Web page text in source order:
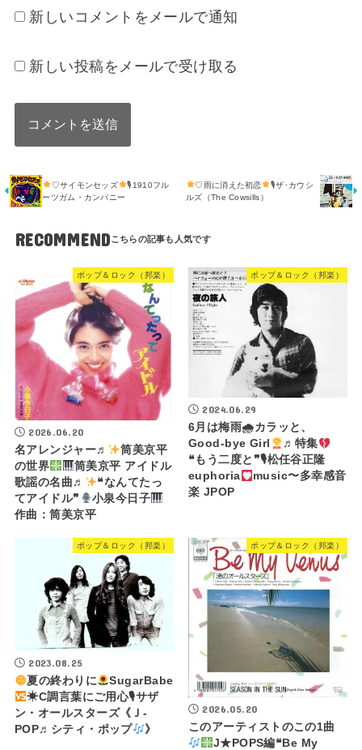
新しいコメントをメールで通知
新しい投稿をメールで受け取る
♡サイモンセッズ
🎙1910フル
ーツガム・カンパニー
♡雨に消えた初恋
🎙ザ･カウシ
ルズ（The Cowsills）
RECOMMEND
ポップ＆ロック（邦楽）
2026.06.20
名アレンジャー♬
筒美京平
の世界
筒美京平 アイドル
歌謡の名曲♬
❝なんてたっ
てアイドル❞
小泉今日子
作曲：筒美京平
ポップ＆ロック（邦楽）
2024.06.29
6月は梅雨🌧カラッと、
Good-bye Girl
♬特集
❝もう二度と❞🎙松任谷正隆
euphoria
music〜多幸感音
楽 JPOP
ポップ＆ロック（邦楽）
2023.08.25
夏の終わりに
SugarBabe
☀C調言葉にご用心🎙サザ
ン・オールスターズ《Ｊ-
POP♬シティ・ポップ
》
ポップ＆ロック（邦楽）
2026.05.20
このアーティストのこの1曲
J★POPS編❝Be My